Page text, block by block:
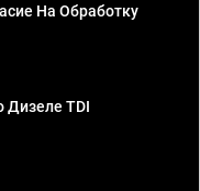
На Обработку
Дизеле TDI